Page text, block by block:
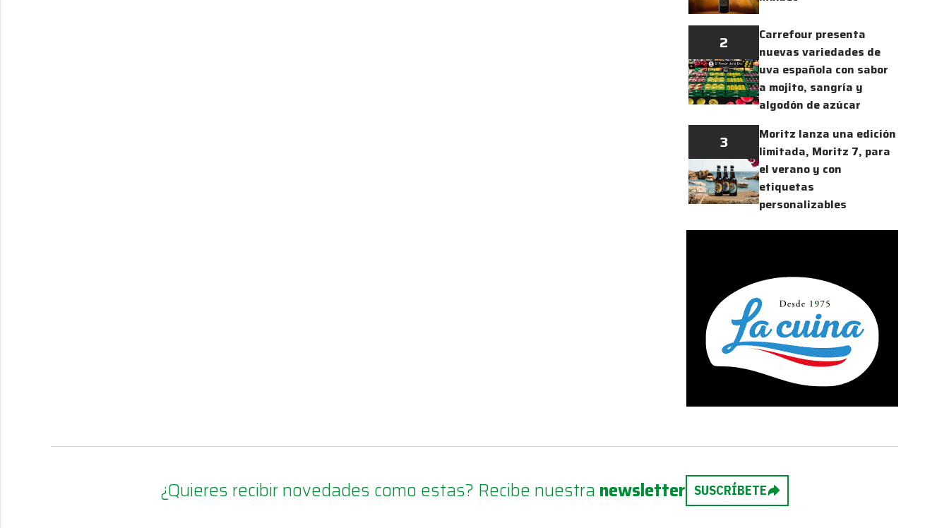
2
Carrefour presenta
nuevas variedades de
uva española con sabor
a mojito, sangría y
algodón de azúcar
3
Moritz lanza una edición
limitada, Moritz 7, para
el verano y con
etiquetas
personalizables
¿Quieres recibir novedades como estas? Recibe nuestra newsletter SUSCRÍBETE